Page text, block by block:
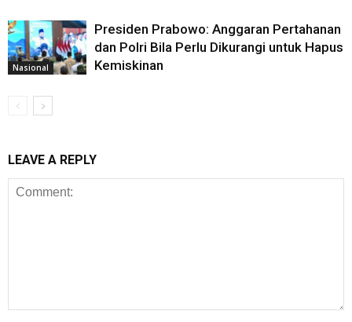
Nasional
Presiden Prabowo: Anggaran Pertahanan
dan Polri Bila Perlu Dikurangi untuk Hapus
Kemiskinan
LEAVE A REPLY